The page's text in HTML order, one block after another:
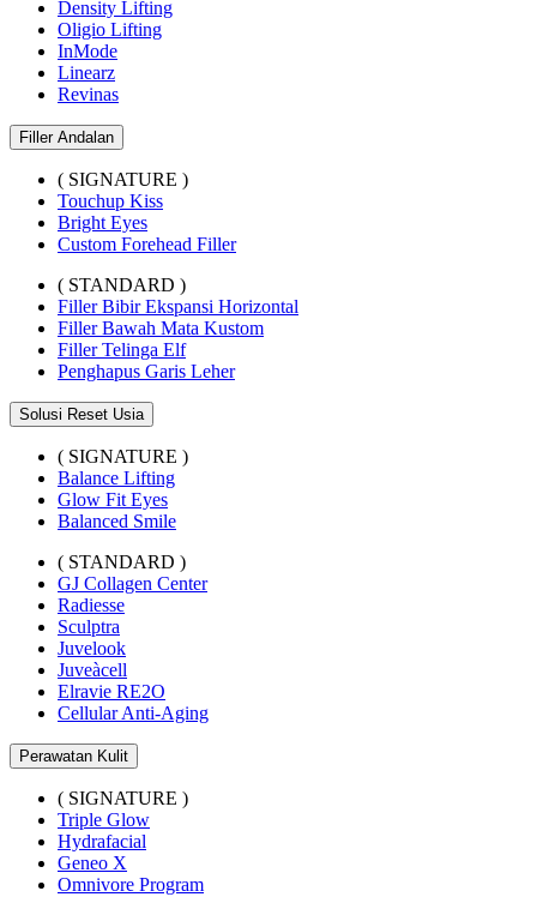
Density Lifting
Oligio Lifting
InMode
Linearz
Revinas
Filler Andalan
( SIGNATURE )
Touchup Kiss
Bright Eyes
Custom Forehead Filler
( STANDARD )
Filler Bibir Ekspansi Horizontal
Filler Bawah Mata Kustom
Filler Telinga Elf
Penghapus Garis Leher
Solusi Reset Usia
( SIGNATURE )
Balance Lifting
Glow Fit Eyes
Balanced Smile
( STANDARD )
GJ Collagen Center
Radiesse
Sculptra
Juvelook
Juveàcell
Elravie RE2O
Cellular Anti-Aging
Perawatan Kulit
( SIGNATURE )
Triple Glow
Hydrafacial
Geneo X
Omnivore Program